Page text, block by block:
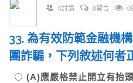
0討論 0留言 0
33. 為有效防範金融機
團詐騙，下列敘述何者
(A)應嚴格禁止開立有抬